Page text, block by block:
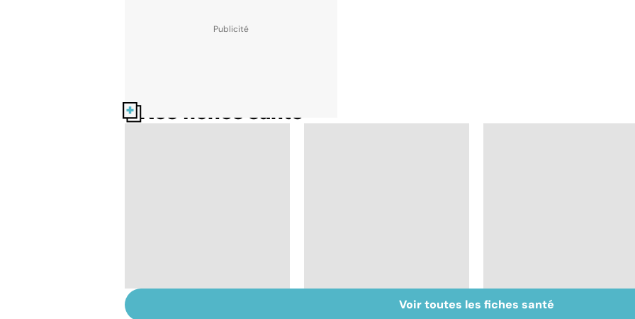
Nos fiches santé
Dérèglement
Tout savoir sur les
Voir toutes les fiches santé